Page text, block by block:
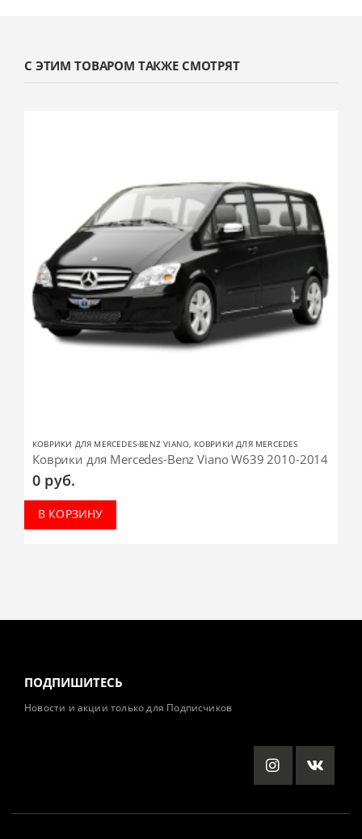
С ЭТИМ ТОВАРОМ ТАКЖЕ СМОТРЯТ
КОВРИКИ ДЛЯ MERCEDES-BENZ VIANO, КОВРИКИ ДЛЯ MERCEDES
Коврики для Mercedes-Benz Viano W639 2010-2014
0 руб.
В КОРЗИНУ
ПОДПИШИТЕСЬ
Новости и акции только для Подписчиков